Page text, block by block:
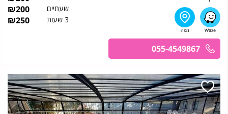
שעתיים ₪200
3 שעות ₪250
055-4549867